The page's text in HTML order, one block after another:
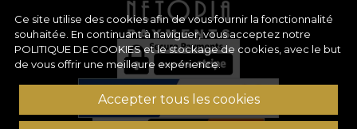
Ce site utilise des cookies afin de vous fournir la fonctionnalité
souhaitée. En continuant à naviguer, vous acceptez notre
POLITIQUE DE COOKIESet le stockage de cookies, avec le but
de vous offrir une meilleure expérience.
Accepter tous les cookies